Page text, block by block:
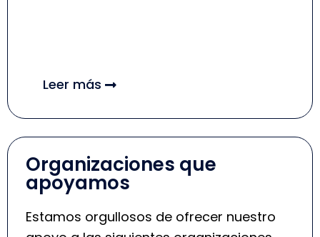
Leer más
Organizaciones que
apoyamos
Estamos orgullosos de ofrecer nuestro